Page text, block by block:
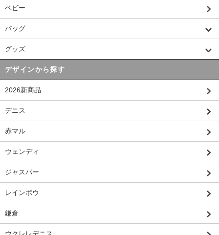
ベビー
バッグ
グッズ
デザインから探す
2026新商品
デニス
赤マル
ウェンディ
ジャスパー
レインボウ
鎌倉